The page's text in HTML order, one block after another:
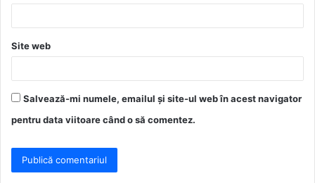
*
Site web
Salvează-mi numele, emailul și site-ul web în acest navigator
pentru data viitoare când o să comentez.